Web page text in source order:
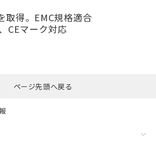
取得。EMC規格適合
CEマーク対応
ページ先頭へ戻る